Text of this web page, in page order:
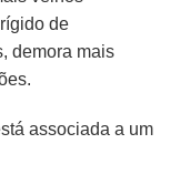
de
demora mais
associada a um